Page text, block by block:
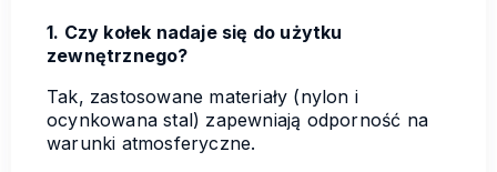
1. Czy kołek nadaje się do użytku
zewnętrznego?
Tak, zastosowane materiały (nylon i
ocynkowana stal) zapewniają odporność na
warunki atmosferyczne.